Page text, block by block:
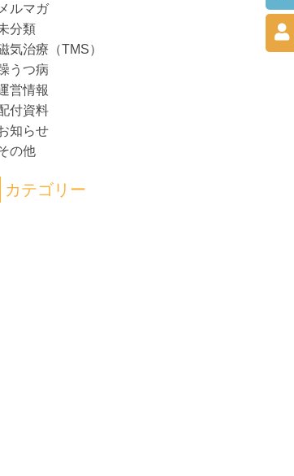
メルマガ
分類
気治療（TMS）
うつ病
営情報
付資料
知らせ
の他
カテゴリー